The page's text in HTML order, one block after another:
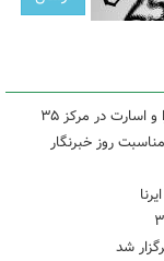
اسارت در مرکز ۳۵
روز خبرنگار
شد